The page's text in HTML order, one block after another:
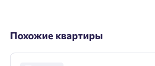
Похожие квартиры